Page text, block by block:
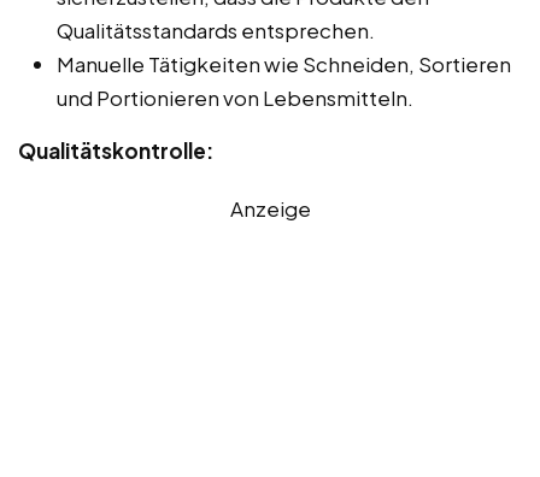
Qualitätsstandards entsprechen.
Manuelle Tätigkeiten wie Schneiden, Sortieren
und Portionieren von Lebensmitteln.
Qualitätskontrolle:
Anzeige